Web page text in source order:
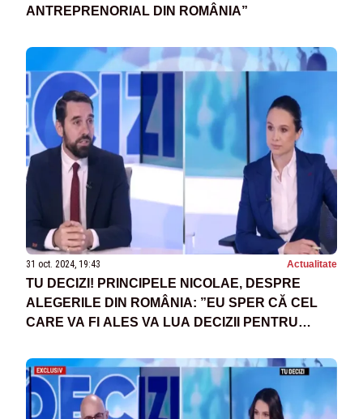
ANTREPRENORIAL DIN ROMÂNIA”
31 oct. 2024, 19:43 Actualitate
TU DECIZI! PRINCIPELE NICOLAE, DESPRE
ALEGERILE DIN ROMÂNIA: ”EU SPER CĂ CEL
CARE VA FI ALES VA LUA DECIZII PENTRU